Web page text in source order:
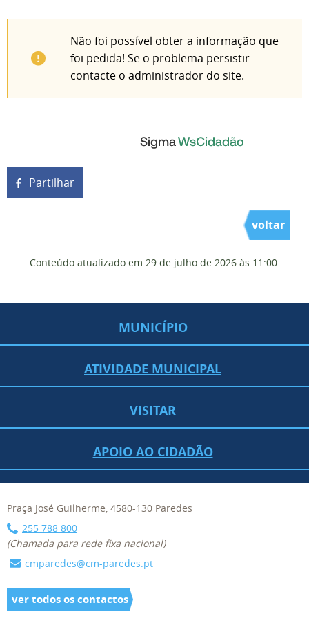
Não foi possível obter a informação que
foi pedida! Se o problema persistir
contacte o administrador do site.
Partilhar
voltar
Conteúdo atualizado em 29 de julho de 2026 às 11:00
MUNICÍPIO
ATIVIDADE MUNICIPAL
VISITAR
APOIO AO CIDADÃO
Praça José Guilherme, 4580-130 Paredes
255 788 800
(Chamada para rede fixa nacional)
cmparedes@cm-paredes.pt
ver todos os contactos